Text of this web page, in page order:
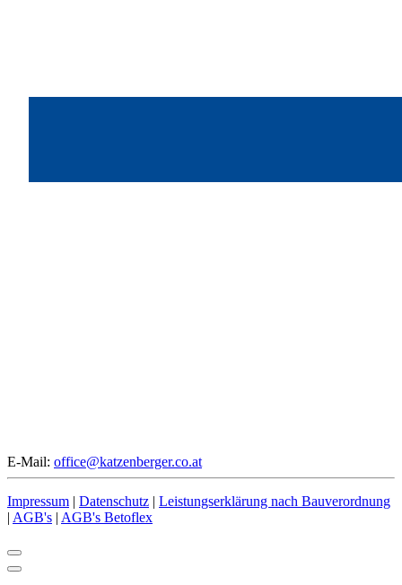
E-Mail: office@katzenberger.co.at
Impressum | Datenschutz | Leistungserklärung nach Bauverordnung
| AGB's | AGB's Betoflex